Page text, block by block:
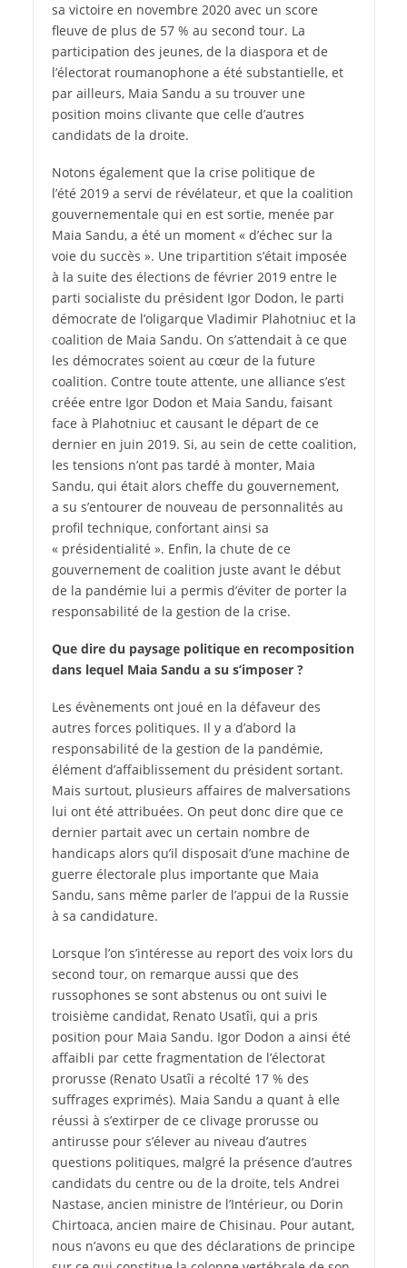
sa victoire en novembre 2020 avec un score
fleuve de plus de 57 % au second tour. La
participation des jeunes, de la diaspora et de
l’électorat roumanophone a été substantielle, et
par ailleurs, Maia Sandu a su trouver une
position moins clivante que celle d’autres
candidats de la droite.
Notons également que la crise politique de
l’été 2019 a servi de révélateur, et que la coalition
gouvernementale qui en est sortie, menée par
Maia Sandu, a été un moment « d’échec sur la
voie du succès ». Une tripartition s’était imposée
à la suite des élections de février 2019 entre le
parti socialiste du président Igor Dodon, le parti
démocrate de l’oligarque Vladimir Plahotniuc et la
coalition de Maia Sandu. On s’attendait à ce que
les démocrates soient au cœur de la future
coalition. Contre toute attente, une alliance s’est
créée entre Igor Dodon et Maia Sandu, faisant
face à Plahotniuc et causant le départ de ce
dernier en juin 2019. Si, au sein de cette coalition,
les tensions n’ont pas tardé à monter, Maia
Sandu, qui était alors cheffe du gouvernement,
a su s’entourer de nouveau de personnalités au
profil technique, confortant ainsi sa
« présidentialité ». Enfin, la chute de ce
gouvernement de coalition juste avant le début
de la pandémie lui a permis d’éviter de porter la
responsabilité de la gestion de la crise.
Que dire du paysage politique en recomposition
dans lequel Maia Sandu a su s’imposer ?
Les évènements ont joué en la défaveur des
autres forces politiques. Il y a d’abord la
responsabilité de la gestion de la pandémie,
élément d’affaiblissement du président sortant.
Mais surtout, plusieurs affaires de malversations
lui ont été attribuées. On peut donc dire que ce
dernier partait avec un certain nombre de
handicaps alors qu’il disposait d’une machine de
guerre électorale plus importante que Maia
Sandu, sans même parler de l’appui de la Russie
à sa candidature.
Lorsque l’on s’intéresse au report des voix lors du
second tour, on remarque aussi que des
russophones se sont abstenus ou ont suivi le
troisième candidat, Renato Usatîi, qui a pris
position pour Maia Sandu. Igor Dodon a ainsi été
affaibli par cette fragmentation de l’électorat
prorusse (Renato Usatîi a récolté 17 % des
suffrages exprimés). Maia Sandu a quant à elle
réussi à s’extirper de ce clivage prorusse ou
antirusse pour s’élever au niveau d’autres
questions politiques, malgré la présence d’autres
candidats du centre ou de la droite, tels Andrei
Nastase, ancien ministre de l’Intérieur, ou Dorin
Chirtoaca, ancien maire de Chisinau. Pour autant,
nous n’avons eu que des déclarations de principe